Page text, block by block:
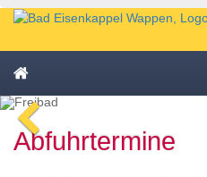
Schnellmenü
Zur
springen,
Accesskey
Zur
Hauptnavigation
springen,
Schnellmenü
zurück
Bild
Zum
Schnellmenü
zurück
Abfuhrtermine